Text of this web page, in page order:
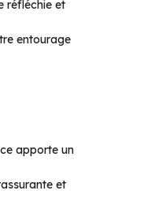
réfléchie et
entourage
apporte un
et